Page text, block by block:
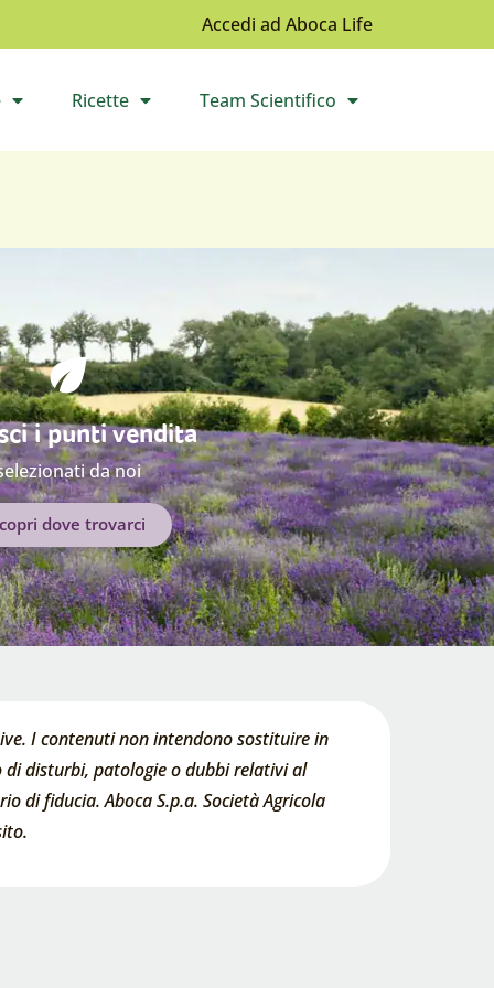
Accedi ad Aboca Life
Apri il sottomenù
Ricette Apri il sottomenù
Team Scientifico
i punti vendita
da noi
dove trovarci
I contenuti non intendono sostituire in
disturbi, patologie o dubbi relativi al
di fiducia. Aboca S.p.a. Società Agricola